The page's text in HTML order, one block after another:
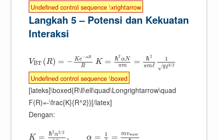
Undefined control sequence \xrightarrow
Langkah 5 – Potensi dan Kekuatan
Interaksi
VBT (R) = − Ke −αR
R K = ℏ2 αN
πm = ℏ2
πmℓ
1
π
√ ℓ3/2
Undefined control sequence \boxed
[lateks]\boxed{R\ll\ell\quad\Longrightarrow\quad
F(R)=-\frac{K}{R^2}}[/latex]
Dengan:
K = ℏ2α5/2 , α =
1
= mvwave